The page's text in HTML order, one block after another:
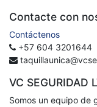
Contacte con
Contáctenos
+57 604 3201644
VC SEGURIDAD
Somos un equipo de